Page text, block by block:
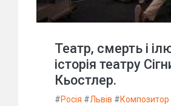
Театр, смерть і
історія театру
Кьостлер.
#Росія #Львів #Композитор